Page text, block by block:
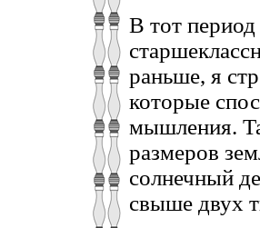
В тот период
раньше, я
которые
мышления.
размеров
солнечный
свыше двух